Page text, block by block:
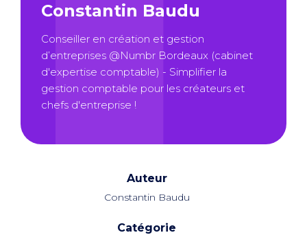
Constantin Baudu
Conseiller en création et gestion
d’entreprises @Numbr Bordeaux (cabinet
d'expertise comptable) - Simplifier la
gestion comptable pour les créateurs et
chefs d'entreprise !
Auteur
Constantin Baudu
Catégorie